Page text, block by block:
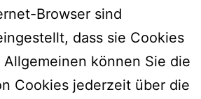
Browser sind
dass sie Cookies
können Sie die
Cookies jederzeit über die